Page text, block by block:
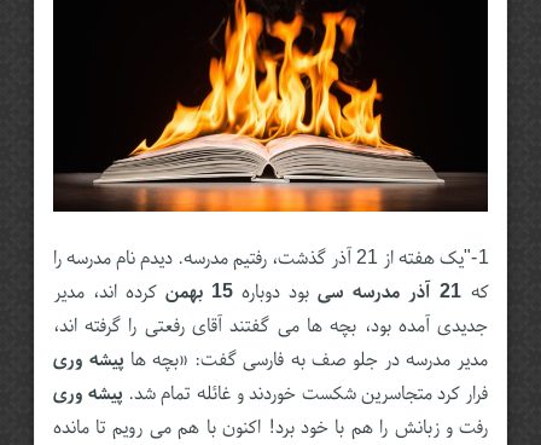
1-"یک هفته از 21 آذر گذشت، رفتیم مدرسه. دیدم نام مدرسه را
که 21 آذر مدرسه سی بود دوباره15 بهمن
کرده اند، مدیر
جدیدی آمده بود، بچه ها می گفتند آقای رفعتی را گرفته اند،
مدیر مدرسه در جلو صف به فارسی گفت: «بچه ها پیشه وری
فرار کرد متجاسرین شکست خوردند و غائله تمام شد. پیشه وری
رفت و زبانش را هم با خود برد! اکنون با هم می رویم تا مانده